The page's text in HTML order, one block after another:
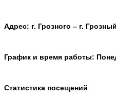
Адрес: г. Грозного – г.
График и время работы:
Статистика посещений